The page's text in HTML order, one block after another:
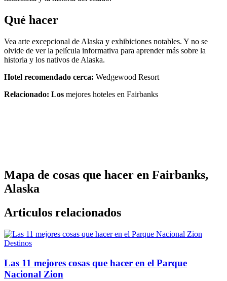
Qué hacer
Vea arte excepcional de Alaska y exhibiciones notables. Y no se
olvide de ver la película informativa para aprender más sobre la
historia y los nativos de Alaska.
Hotel recomendado cerca: Wedgewood Resort
Relacionado: Los mejores hoteles en Fairbanks
Mapa de cosas que hacer en Fairbanks,
Alaska
Articulos relacionados
Destinos
Las 11 mejores cosas que hacer en el Parque
Nacional Zion